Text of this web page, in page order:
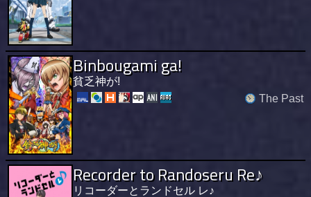
Binbougami ga!
貧乏神が!
The Past
Recorder to Randoseru Re♪
リコーダーとランドセル レ♪